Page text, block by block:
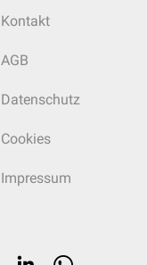
Kontakt
AGB
Datenschutz
Cookies
Impressum